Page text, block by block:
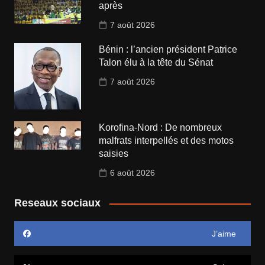
après
7 août 2026
Bénin : l’ancien président Patrice
Talon élu à la tête du Sénat
7 août 2026
Korofina-Nord : De nombreux
malfrats interpellés et des motos
saisies
6 août 2026
Reseaux sociaux
J’aime